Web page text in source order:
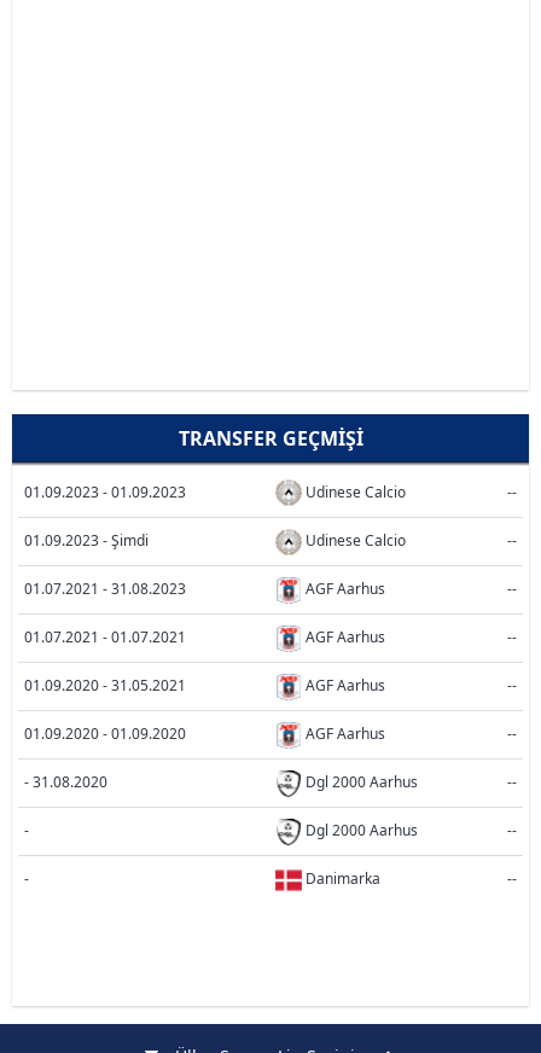
TRANSFER GEÇMIŞI
01.09.2023 - 01.09.2023 Udinese Calcio --
01.09.2023 - Şimdi Udinese Calcio --
01.07.2021 - 31.08.2023 AGF Aarhus --
01.07.2021 - 01.07.2021 AGF Aarhus --
01.09.2020 - 31.05.2021 AGF Aarhus --
01.09.2020 - 01.09.2020 AGF Aarhus --
- 31.08.2020 Dgl 2000 Aarhus --
- Dgl 2000 Aarhus --
- Danimarka --